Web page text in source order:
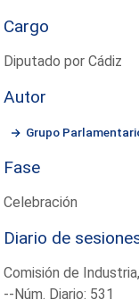
Cargo
Diputado por Cádiz
Autor
Grupo
Fase
Celebración
Diario de
Comisión de
--Núm. Diario: 531